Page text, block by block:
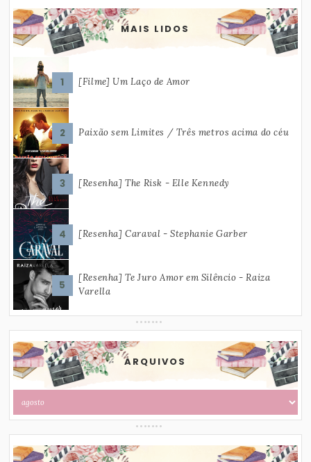
MAIS LIDOS
[Filme] Um Laço de Amor
Paixão sem Limites / Três metros acima do céu
[Resenha] The Risk - Elle Kennedy
[Resenha] Caraval - Stephanie Garber
[Resenha] Te Juro Amor em Silêncio - Raiza
Varella
ARQUIVOS